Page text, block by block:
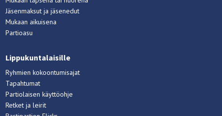
Jäsenmaksut ja jäsenedut
Mukaan aikuisena
Partioasu
Lippukuntalaisille
Ryhmien kokoontumisajat
Tapahtumat
Partiolaisen käyttöohje
Retket ja leirit